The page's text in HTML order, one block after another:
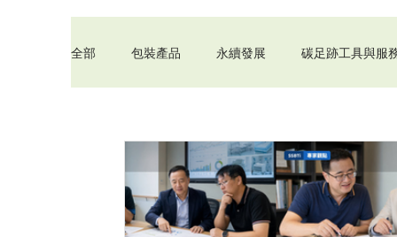
全部 包裝產品 永續發展 碳足跡工具與服